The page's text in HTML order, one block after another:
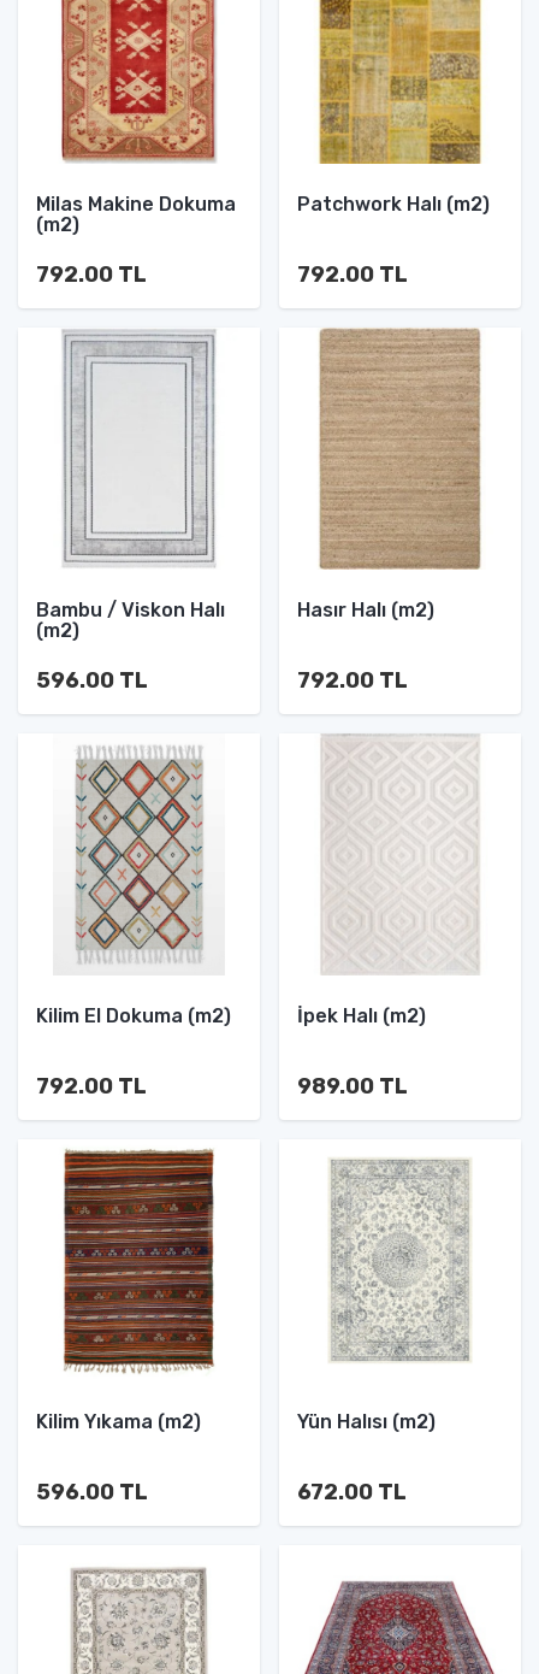
Milas Makine Dokuma
(m2)
792.00 TL
Patchwork Halı (m2)
792.00 TL
Bambu / Viskon Halı
(m2)
596.00 TL
Hasır Halı (m2)
792.00 TL
Kilim El Dokuma (m2)
792.00 TL
İpek Halı (m2)
989.00 TL
Kilim Yıkama (m2)
596.00 TL
Yün Halısı (m2)
672.00 TL